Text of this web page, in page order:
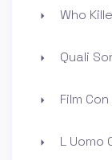
Who
Quali
Film
L Uomo